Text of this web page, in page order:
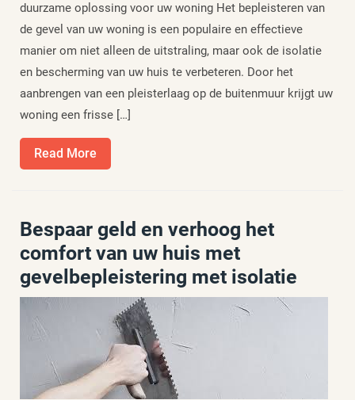
duurzame oplossing voor uw woning Het bepleisteren van
de gevel van uw woning is een populaire en effectieve
manier om niet alleen de uitstraling, maar ook de isolatie
en bescherming van uw huis te verbeteren. Door het
aanbrengen van een pleisterlaag op de buitenmuur krijgt uw
woning een frisse […]
Read More
More
Bespaar geld en verhoog het
comfort van uw huis met
gevelbepleistering met isolatie